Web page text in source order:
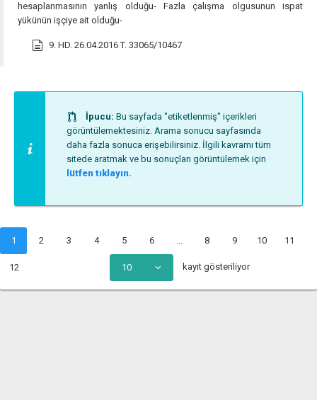
hesaplanmasının yanlış olduğu- Fazla çalışma olgusunun ispat
yükünün işçiye ait olduğu-
9. HD. 26.04.2016 T. 33065/10467
İpucu: Bu sayfada "etiketlenmiş" içerikleri
görüntülemektesiniz. Arama sonucu sayfasında
daha fazla sonuca erişebilirsiniz. İlgili kavramı tüm
sitede aratmak ve bu sonuçları görüntülemek için
lütfen tıklayın.
1 2 3 4 5 6 ... 8 9 10 11
12 10 kayıt gösteriliyor